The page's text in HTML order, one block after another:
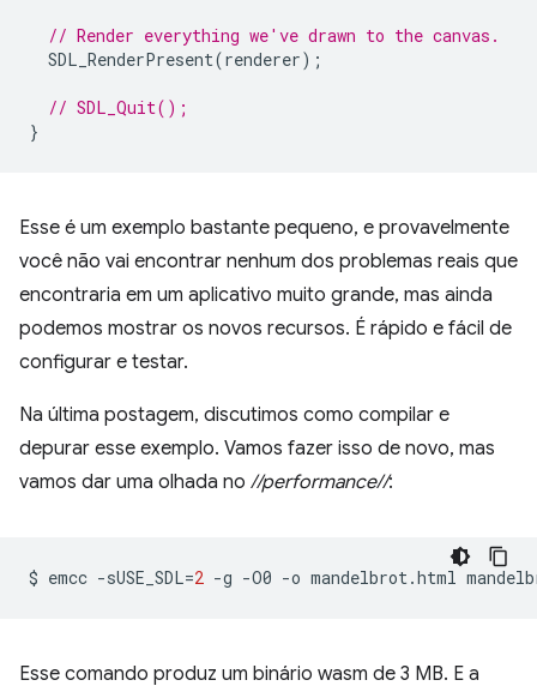
// Render everything we've drawn to the canvas.
SDL_RenderPresent(renderer);
// SDL_Quit();
}
Esse é um exemplo bastante pequeno, e provavelmente
você não vai encontrar nenhum dos problemas reais que
encontraria em um aplicativo muito grande, mas ainda
podemos mostrar os novos recursos. É rápido e fácil de
configurar e testar.
Na última postagem, discutimos como compilar e
depurar esse exemplo. Vamos fazer isso de novo, mas
vamos dar uma olhada no //performance//:
$ emcc -sUSE_SDL=2 -g -O0 -o mandelbrot.html
Esse comando produz um binário wasm de 3 MB. E a